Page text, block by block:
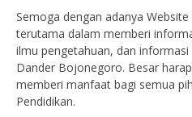
Semoga dengan adanya
terutama dalam memberi
ilmu pengetahuan, dan
Dander Bojonegoro. Besar
memberi manfaat bagi semua
Pendidikan.